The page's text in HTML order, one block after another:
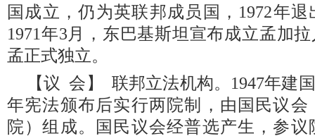
国成立，仍为英联邦成员国，1972年
1971年3月，东巴基斯坦宣布成立孟加
孟正式独立。
【议 会】 联邦立法机构。1947年建
年宪法颁布后实行两院制，由国民议
院）组成。国民议会经普选产生，参